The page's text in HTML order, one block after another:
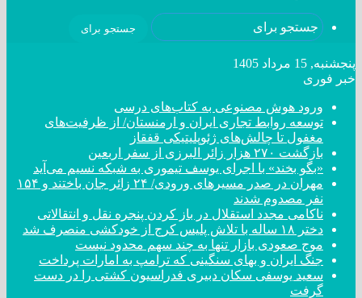
جستجو برای
پنجشنبه, 15 مرداد 1405
خبر فوری
ورود هوش مصنوعی به کتاب‌های درسی
توسعه روابط تجاری ایران و ارمنستان/ از ظرفیت‌های
مغفول تا چالش‌های ژئوپلیتیکی قفقاز
بازگشت ۲۷۰ هزار زائر البرزی از سفر اربعین
«بگو بخند» با اجرای یوسف تیموری به شبکه نسیم می‌آید
مهران در صدر مسیر‌های ورودی/ ۲۴ زائر جان باختند و ۱۵۴
نفر مصدوم شدند
ناکامی مجدد استقلال در باز کردن پنجره نقل و انتقالاتی
دختر ‌۱۸‌ ‌ساله‌ با تلاش پلیس کرج از خودکشی منصرف شد
موج صعودی بازار تنها به چند سهم محدود نیست
جنگ ایران و بهای سنگینی که ترامپ به امارات پرداخت
سعید یوسفی سکان دبیری فدراسیون کشتی را در دست
گرفت